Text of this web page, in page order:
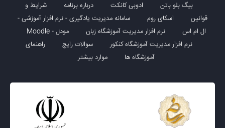
بیگ بلو باتن ادوبی کانکت درباره برنامه
شرایط و
قوانین
اسکای روم
سامانه مدیریت یادگیری - نرم افزار آموزشی -
ال ام اس
نرم افزار مدیریت آموزشگاه زبان
مودل - Moodle
نرم افزار مدیریت آموزشگاه کنکور
سوالات رایج
راهنمای
آموزشگاه ها
موارد بیشتر